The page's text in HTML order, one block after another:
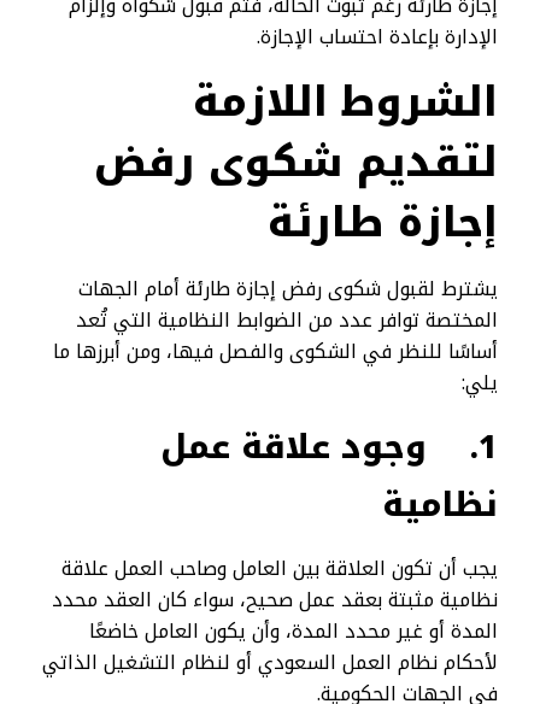
الإدارة بإعادة احتساب الإجازة.
الشروط اللازمة
لتقديم شكوى رفض
إجازة طارئة
يشترط لقبول شكوى رفض إجازة طارئة أمام الجهات
المختصة توافر عدد من الضوابط النظامية التي تُعد
أساسًا للنظر في الشكوى والفصل فيها، ومن أبرزها ما
يلي:
1.
وجود علاقة عمل
نظامية
يجب أن تكون العلاقة بين العامل وصاحب العمل علاقة
نظامية مثبتة بعقد عمل صحيح، سواء كان العقد محدد
المدة أو غير محدد المدة، وأن يكون العامل خاضعًا
لأحكام نظام العمل السعودي أو لنظام التشغيل الذاتي
في الجهات الحكومية.